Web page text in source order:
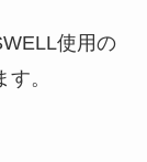
使用の
。